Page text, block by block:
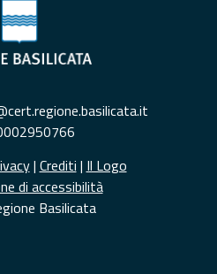
| Crediti | Il Logo
di accessibilità
Basilicata